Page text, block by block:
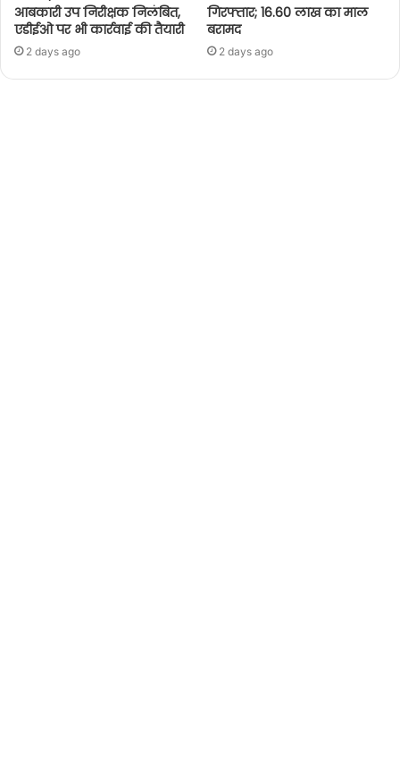
आबकारी उप निरीक्षक निलंबित,
एडीईओ पर भी कार्रवाई की तैयारी
2 days ago
गिरफ्तार; 16.60 लाख का माल
बरामद
2 days ago